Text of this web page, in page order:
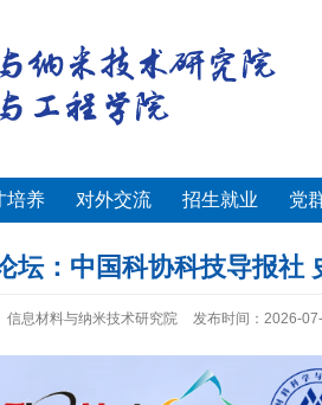
培养 对外交流 招生就业 党
坛：中国科协科技导报社
信息材料与纳米技术研究院 发布时间：2026-